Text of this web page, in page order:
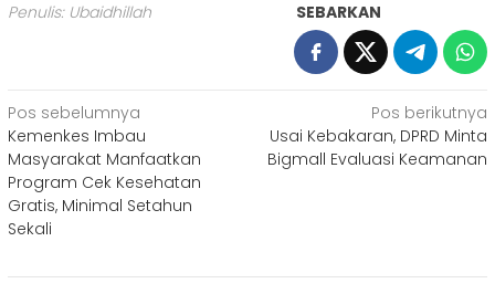
Penulis: Ubaidhillah SEBARKAN
Navigasi
pos
Pos sebelumnya
Kemenkes Imbau
Masyarakat Manfaatkan
Program Cek Kesehatan
Gratis, Minimal Setahun
Sekali
Pos berikutnya
Usai Kebakaran, DPRD Minta
Bigmall Evaluasi Keamanan